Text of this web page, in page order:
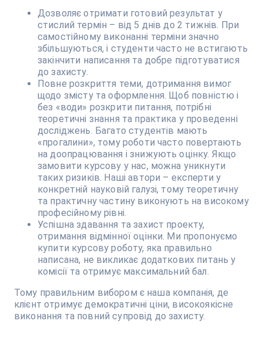
Дозволяє отримати готовий результат у
стислий термін – від 5 днів до 2 тижнів. При
самостійному виконанні терміни значно
збільшуються, і студенти часто не встигають
закінчити написання та добре підготуватися
до захисту.
Повне розкриття теми, дотримання вимог
щодо змісту та оформлення. Щоб повністю і
без «води» розкрити питання, потрібні
теоретичні знання та практика у проведенні
досліджень. Багато студентів мають
«прогалини», тому роботи часто повертають
на доопрацювання і знижують оцінку. Якщо
замовити курсову у нас, можна уникнути
таких ризиків. Наші автори – експерти у
конкретній науковій галузі, тому теоретичну
та практичну частину виконують на високому
професійному рівні.
Успішна здавання та захист проекту,
отримання відмінної оцінки. Ми пропонуємо
купити курсову роботу, яка правильно
написана, не викликає додаткових питань у
комісії та отримує максимальний бал.
Тому правильним вибором є наша компанія, де
клієнт отримує демократичні ціни, високоякісне
виконання та повний супровід до захисту.